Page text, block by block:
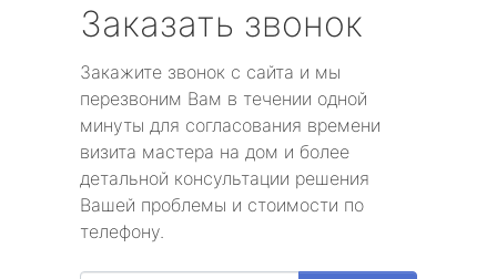
Заказать звонок
Закажите звонок с сайта и мы
перезвоним Вам в течении одной
минуты для согласования времени
визита мастера на дом и более
детальной консультации решения
Вашей проблемы и стоимости по
телефону.